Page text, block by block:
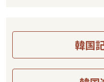
韓国